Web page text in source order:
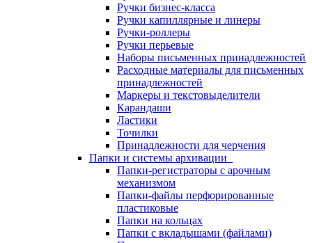
Ручки бизнес-класса
Ручки капиллярные и линеры
Ручки-роллеры
Ручки перьевые
Наборы письменных принадлежностей
Расходные материалы для письменных
принадлежностей
Маркеры и текстовыделители
Карандаши
Ластики
Точилки
Принадлежности для черчения
Папки и системы архивации
Папки-регистраторы с арочным
механизмом
Папки-файлы перфорированные
пластиковые
Папки на кольцах
Папки с вкладышами (файлами)